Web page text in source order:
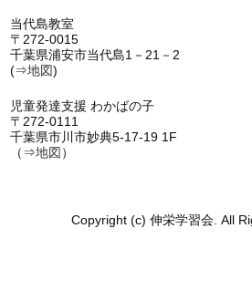
当代島教室
〒272-0015
千葉県浦安市当代島1－21－2
(⇒地図)
児童発達支援 わかばの子
〒272-0111
千葉県市川市妙典5-17-19 1F
（⇒地図 ）
Copyright (c) 伸栄学習会. All